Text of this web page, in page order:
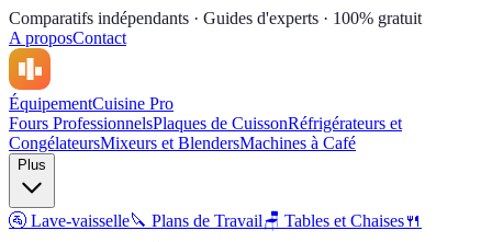
Comparatifs indépendants · Guides d'experts · 100% gratuit
A proposContact
ÉquipementCuisine Pro
Fours ProfessionnelsPlaques de CuissonRéfrigérateurs et
CongélateursMixeurs et BlendersMachines à Café
Plus
🚰 Lave-vaisselle🔪 Plans de Travail🪑 Tables et Chaises🍴